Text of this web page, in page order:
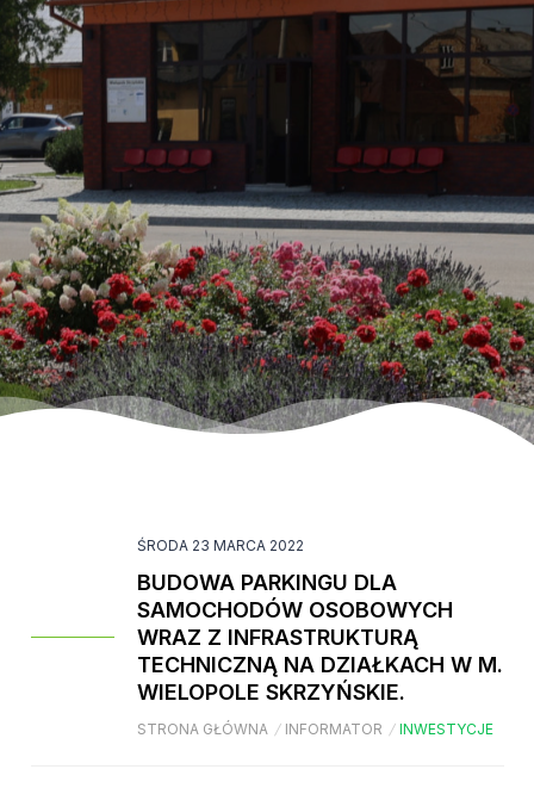
ŚRODA 23 MARCA 2022
BUDOWA PARKINGU DLA
SAMOCHODÓW OSOBOWYCH
WRAZ Z INFRASTRUKTURĄ
TECHNICZNĄ NA DZIAŁKACH W M.
WIELOPOLE SKRZYŃSKIE.
STRONA GŁÓWNA / INFORMATOR / INWESTYCJE